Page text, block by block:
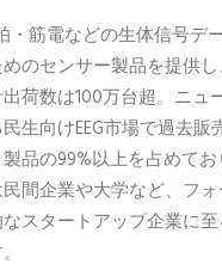
・筋電などの生体信号デ
のセンサー製品を提供
荷数は100万台超。ニュ
生向けEEG市場で過去販
品の99%以上を占めて
間企業や大学など、フ
スタートアップ企業に至